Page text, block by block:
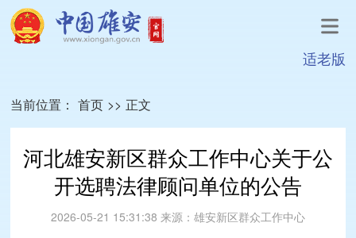
适老版
当前位置： 首页 >> 正文
河北雄安新区群众工作中心关于公
开选聘法律顾问单位的公告
2026-05-21 15:31:38 来源： 雄安新区群众工作中心